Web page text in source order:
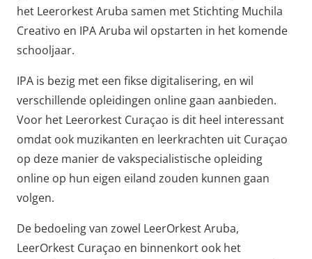
het Leerorkest Aruba samen met Stichting Muchila
Creativo en IPA Aruba wil opstarten in het komende
schooljaar.
IPA is bezig met een fikse digitalisering, en wil
verschillende opleidingen online gaan aanbieden.
Voor het Leerorkest Curaçao is dit heel interessant
omdat ook muzikanten en leerkrachten uit Curaçao
op deze manier de vakspecialistische opleiding
online op hun eigen eiland zouden kunnen gaan
volgen.
De bedoeling van zowel LeerOrkest Aruba,
LeerOrkest Curaçao en binnenkort ook het